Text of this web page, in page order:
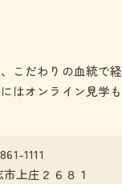
こだわりの血統で
はオンライン見学も
1111
上庄２６８１